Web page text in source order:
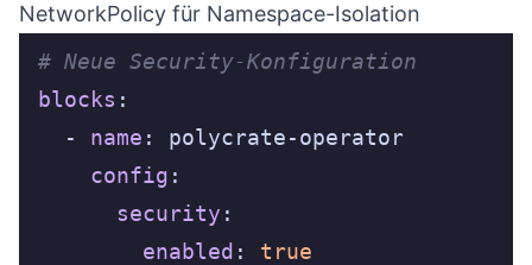
NetworkPolicy für Namespace-Isolation
# Neue Security-Konfiguration
blocks
  -
name
config
security
enabled : true